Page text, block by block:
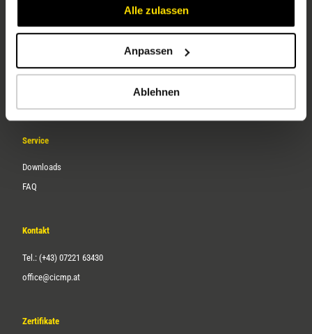
Alle zulassen
Anpassen
Ablehnen
Über uns
Service
Downloads
FAQ
Kontakt
Tel.: (+43) 07221 63430
office@cicmp.at
Zertifikate